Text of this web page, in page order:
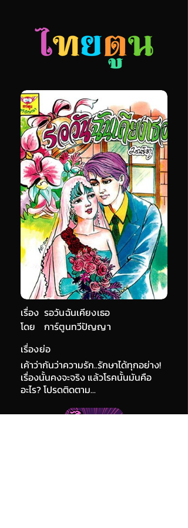
เรื่อง รอวันฉันเคียงเธอ
การ์ตูนทวีปัญญา
โดย
เรื่องย่อ
เค้าว่ากันว่าความรัก..รักษาได้ทุกอย่าง!
เรื่องนั้นคงจะจริง แล้วโรคนั้นมันคือ
อะไร? โปรดติดตาม...